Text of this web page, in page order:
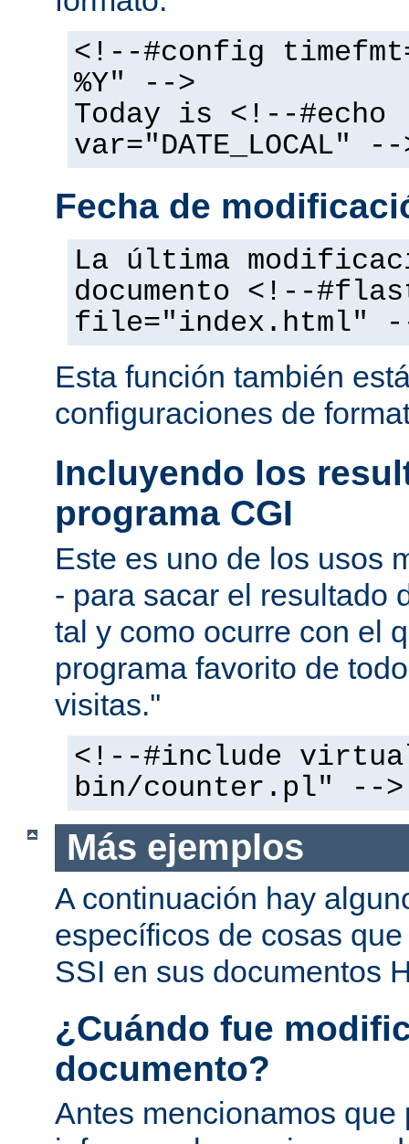
<!--#config
%Y" -->
Today is <!--#echo
var="DATE_LOCAL" --
Fecha de
La última
documento <!--
file="index.html"
Esta función también
configuraciones de
Incluyendo los
programa CGI
Este es uno de los usos
- para sacar el resultado
tal y como ocurre con el
programa favorito de
visitas.''
<!--#include
bin/counter.pl" -->
Más ejemplos
A continuación hay
específicos de cosas
SSI en sus documentos
¿Cuándo fue
documento?
Antes mencionamos que